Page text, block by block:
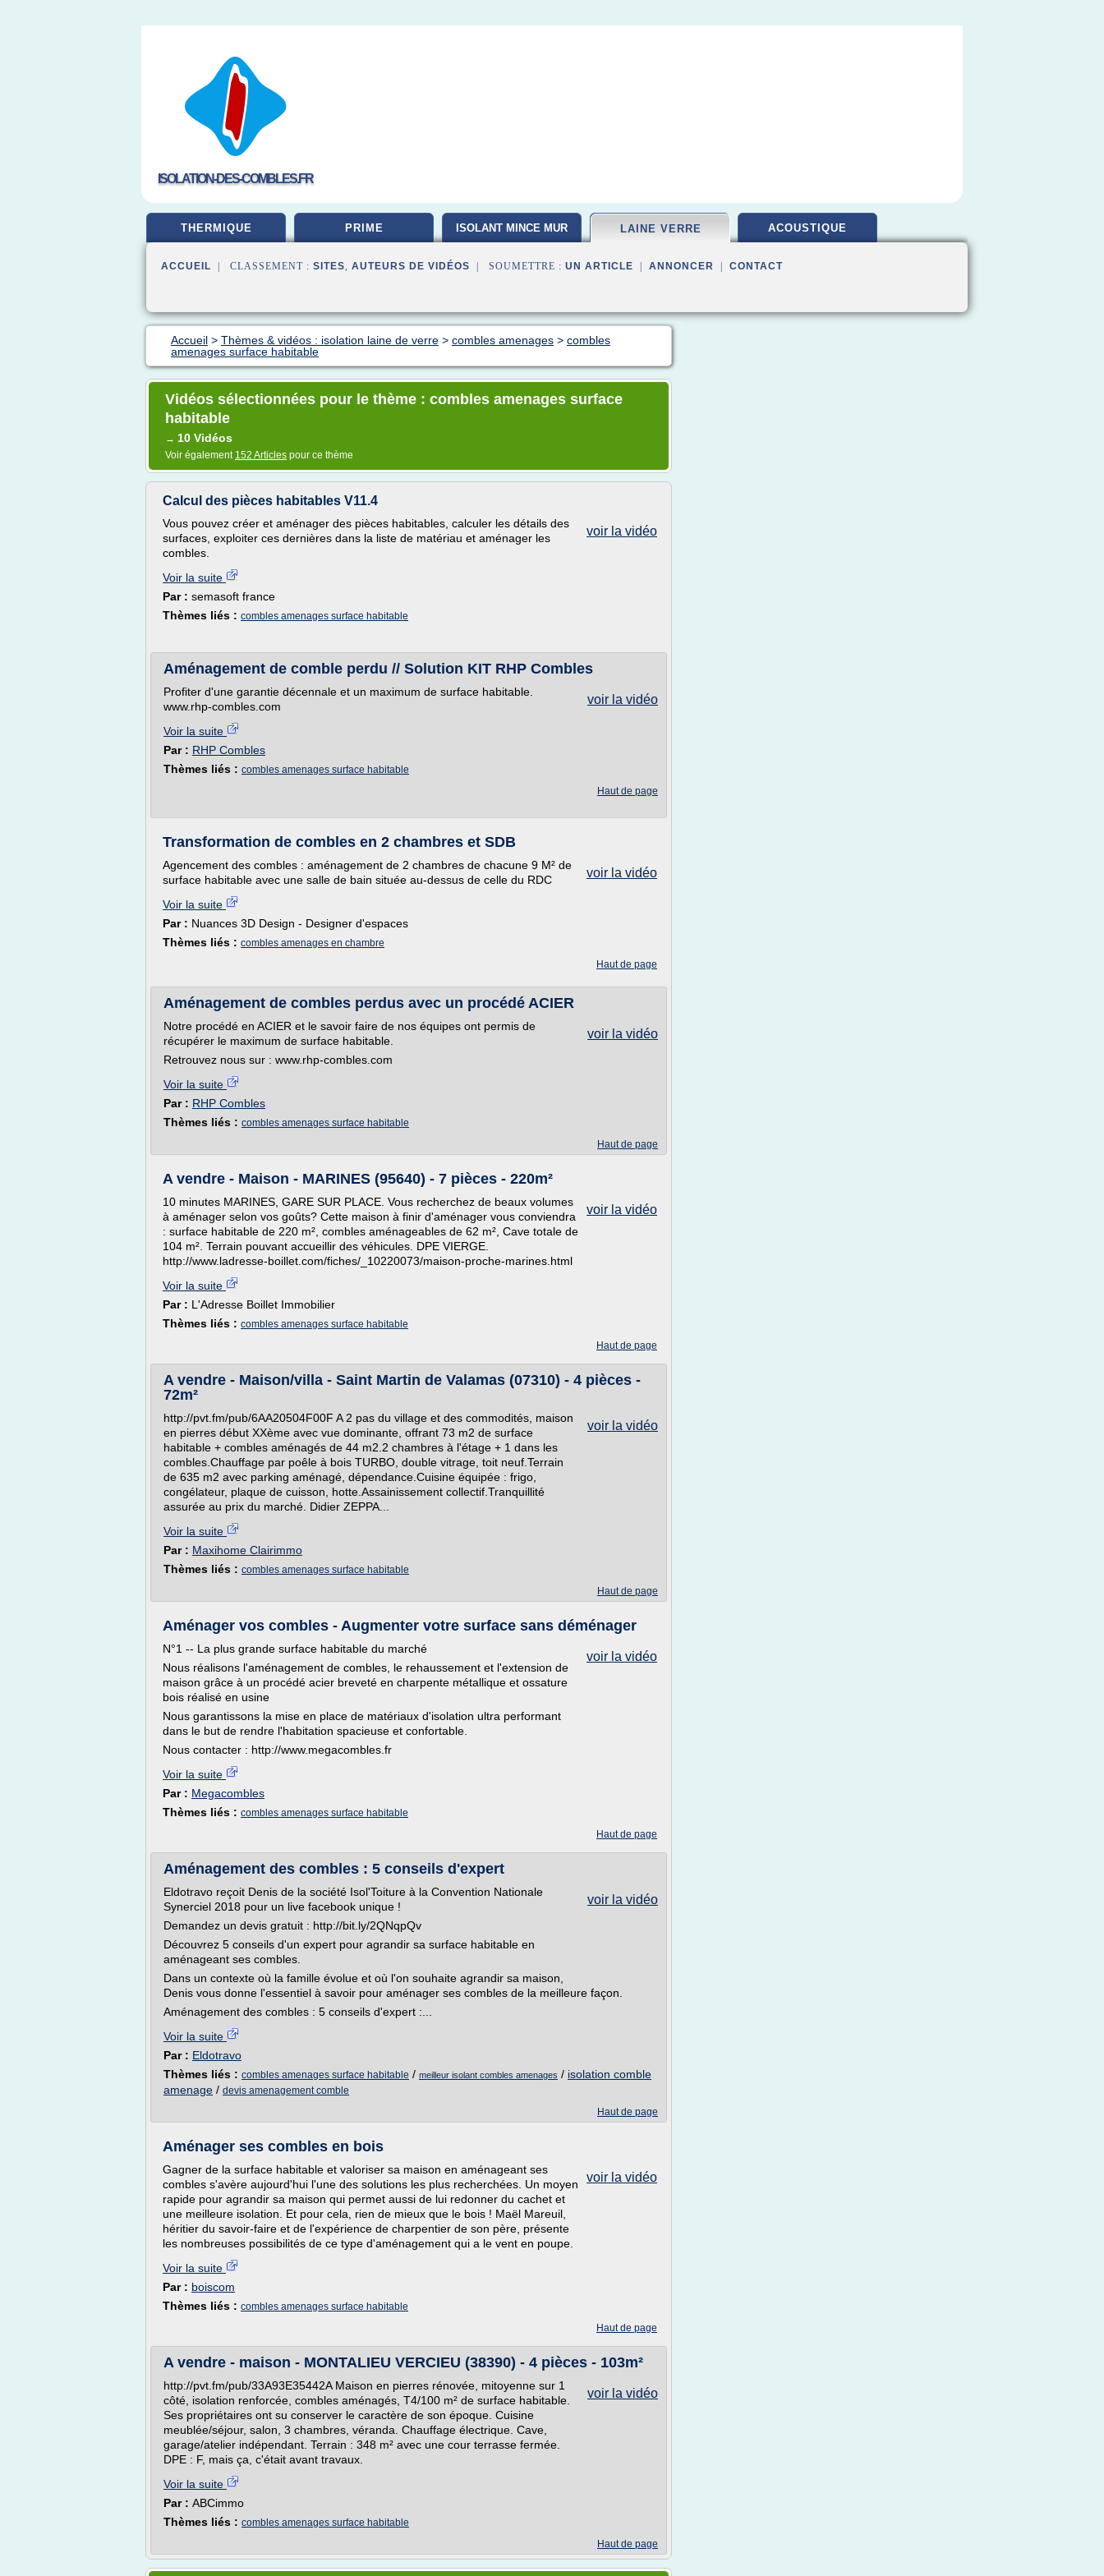
ISOLATION-DES-COMBLES.FR
THERMIQUE PRIME ISOLANT MINCE MUR LAINE VERRE ACOUSTIQUE
ACCUEIL | CLASSEMENT : SITES, AUTEURS DE VIDÉOS | SOUMETTRE : UN ARTICLE ANNONCER CONTACT
Accueil > Thèmes & vidéos : isolation laine de verre > combles amenages > combles
amenages surface habitable
Vidéos sélectionnées pour le thème : combles amenages surface
habitable
→ 10 Vidéos
Voir également 152 Articles pour ce thème
Calcul des pièces habitables V11.4
voir la vidéo
Vous pouvez créer et aménager des pièces habitables, calculer les détails des
surfaces, exploiter ces dernières dans la liste de matériau et aménager les
combles.
Voir la suite
Par : semasoft france
Thèmes liés : combles amenages surface habitable
Aménagement de comble perdu // Solution KIT RHP Combles
voir la vidéo
Profiter d'une garantie décennale et un maximum de surface habitable.
www.rhp-combles.com
Voir la suite
Par : RHP Combles
Thèmes liés : combles amenages surface habitable
Haut de page
Transformation de combles en 2 chambres et SDB
voir la vidéo
Agencement des combles : aménagement de 2 chambres de chacune 9 M² de
surface habitable avec une salle de bain située au-dessus de celle du RDC
Voir la suite
Par : Nuances 3D Design - Designer d'espaces
Thèmes liés : combles amenages en chambre
Haut de page
Aménagement de combles perdus avec un procédé ACIER
voir la vidéo
Notre procédé en ACIER et le savoir faire de nos équipes ont permis de
récupérer le maximum de surface habitable.
Retrouvez nous sur : www.rhp-combles.com
Voir la suite
Par : RHP Combles
Thèmes liés : combles amenages surface habitable
Haut de page
A vendre - Maison - MARINES (95640) - 7 pièces - 220m²
voir la vidéo
10 minutes MARINES, GARE SUR PLACE. Vous recherchez de beaux volumes
à aménager selon vos goûts? Cette maison à finir d'aménager vous conviendra
: surface habitable de 220 m², combles aménageables de 62 m², Cave totale de
104 m². Terrain pouvant accueillir des véhicules. DPE VIERGE.
http://www.ladresse-boillet.com/fiches/_10220073/maison-proche-marines.html
Voir la suite
Par : L'Adresse Boillet Immobilier
Thèmes liés : combles amenages surface habitable
Haut de page
A vendre - Maison/villa - Saint Martin de Valamas (07310) - 4 pièces -
72m²
voir la vidéo
http://pvt.fm/pub/6AA20504F00F A 2 pas du village et des commodités, maison
en pierres début XXème avec vue dominante, offrant 73 m2 de surface
habitable + combles aménagés de 44 m2.2 chambres à l'étage + 1 dans les
combles.Chauffage par poêle à bois TURBO, double vitrage, toit neuf.Terrain
de 635 m2 avec parking aménagé, dépendance.Cuisine équipée : frigo,
congélateur, plaque de cuisson, hotte.Assainissement collectif.Tranquillité
assurée au prix du marché. Didier ZEPPA...
Voir la suite
Par : Maxihome Clairimmo
Thèmes liés : combles amenages surface habitable
Haut de page
Aménager vos combles - Augmenter votre surface sans déménager
voir la vidéo
N°1 -- La plus grande surface habitable du marché
Nous réalisons l'aménagement de combles, le rehaussement et l'extension de
maison grâce à un procédé acier breveté en charpente métallique et ossature
bois réalisé en usine
Nous garantissons la mise en place de matériaux d'isolation ultra performant
dans le but de rendre l'habitation spacieuse et confortable.
Nous contacter : http://www.megacombles.fr
Voir la suite
Par : Megacombles
Thèmes liés : combles amenages surface habitable
Haut de page
Aménagement des combles : 5 conseils d'expert
voir la vidéo
Eldotravo reçoit Denis de la société Isol'Toiture à la Convention Nationale
Synerciel 2018 pour un live facebook unique !
Demandez un devis gratuit : http://bit.ly/2QNqpQv
Découvrez 5 conseils d'un expert pour agrandir sa surface habitable en
aménageant ses combles.
Dans un contexte où la famille évolue et où l'on souhaite agrandir sa maison,
Denis vous donne l'essentiel à savoir pour aménager ses combles de la meilleure façon.
Aménagement des combles : 5 conseils d'expert :...
Voir la suite
Par : Eldotravo
Thèmes liés : combles amenages surface habitable / meilleur isolant combles amenages / isolation comble
amenage / devis amenagement comble
Haut de page
Aménager ses combles en bois
voir la vidéo
Gagner de la surface habitable et valoriser sa maison en aménageant ses
combles s'avère aujourd'hui l'une des solutions les plus recherchées. Un moyen
rapide pour agrandir sa maison qui permet aussi de lui redonner du cachet et
une meilleure isolation. Et pour cela, rien de mieux que le bois ! Maël Mareuil,
héritier du savoir-faire et de l'expérience de charpentier de son père, présente
les nombreuses possibilités de ce type d'aménagement qui a le vent en poupe.
Voir la suite
Par : boiscom
Thèmes liés : combles amenages surface habitable
Haut de page
A vendre - maison - MONTALIEU VERCIEU (38390) - 4 pièces - 103m²
voir la vidéo
http://pvt.fm/pub/33A93E35442A Maison en pierres rénovée, mitoyenne sur 1
côté, isolation renforcée, combles aménagés, T4/100 m² de surface habitable.
Ses propriétaires ont su conserver le caractère de son époque. Cuisine
meublée/séjour, salon, 3 chambres, véranda. Chauffage électrique. Cave,
garage/atelier indépendant. Terrain : 348 m² avec une cour terrasse fermée.
DPE : F, mais ça, c'était avant travaux.
Voir la suite
Par : ABCimmo
Thèmes liés : combles amenages surface habitable
Haut de page